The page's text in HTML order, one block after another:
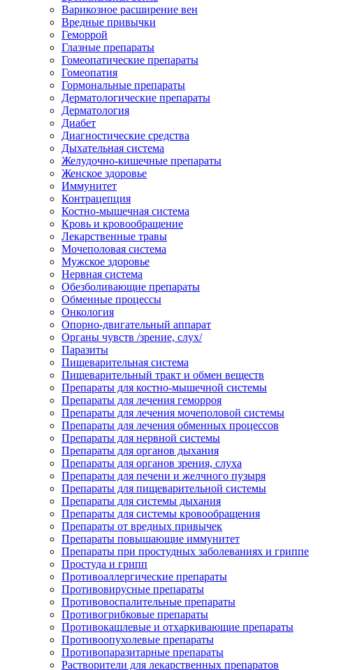
Варикозное расширение вен
Вредные привычки
Геморрой
Глазные препараты
Гомеопатические препараты
Гомеопатия
Гормональные препараты
Дерматологические препараты
Дерматология
Диабет
Диагностические средства
Дыхательная система
Желудочно-кишечные препараты
Женское здоровье
Иммунитет
Контрацепция
Костно-мышечная система
Кровь и кровообращение
Лекарственные травы
Мочеполовая система
Мужское здоровье
Нервная система
Обезболивающие препараты
Обменные процессы
Онкология
Опорно-двигательный аппарат
Органы чувств /зрение, слух/
Паразиты
Пищеварительная система
Пищеварительный тракт и обмен веществ
Препараты для костно-мышечной системы
Препараты для лечения геморроя
Препараты для лечения мочеполовой системы
Препараты для лечения обменных процессов
Препараты для нервной системы
Препараты для органов дыхания
Препараты для органов зрения, слуха
Препараты для печени и желчного пузыря
Препараты для пищеварительной системы
Препараты для системы дыхания
Препараты для системы кровообращения
Препараты от вредных привычек
Препараты повышающие иммунитет
Препараты при простудных заболеваниях и гриппе
Простуда и грипп
Противоаллергические препараты
Противовирусные препараты
Противовоспалительные препараты
Противогрибковые препараты
Противокашлевые и отхаркивающие препараты
Противоопухолевые препараты
Противопаразитарные препараты
Растворители для лекарственных препаратов